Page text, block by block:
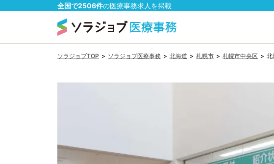
全国で2506件の医療事務求人を掲載
ソラジョブTOP > ソラジョブ医療事務 > 北海道 > 札幌市 > 札幌市中央区 > 北